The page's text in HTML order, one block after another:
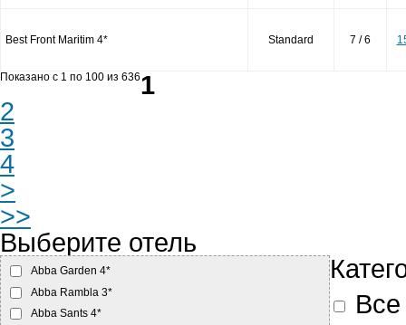
Best Front Maritim 4* Standard 7 / 6
Показано c 1 по 100 из 6361
2
3
4
>
>>
Выберите отель
Abba Garden 4*
Abba Rambla 3*
Abba Sants 4*
Все